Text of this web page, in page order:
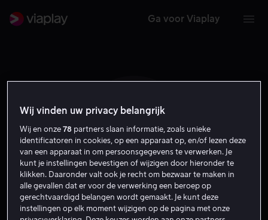
Ga voor Viaplay
V F B
Wij vinden uw privacy belangrijk
Wij en onze78 partners slaan informatie, zoals unieke
identificatoren in cookies, op een apparaat op, en/of lezen deze
van een apparaat in om persoonsgegevens te verwerken. Je
kunt je instellingen bevestigen of wijzigen door hieronder te
klikken. Daaronder valt ook je recht om bezwaar te maken in
alle gevallen dat er voor de verwerking een beroep op
gerechtvaardigd belangen wordt gemaakt. Je kunt deze
instellingen op elk moment wijzigen op de pagina met onze